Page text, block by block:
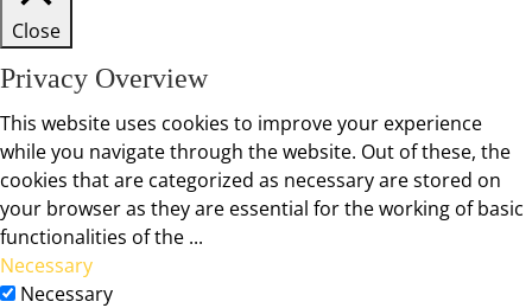
Close
Privacy Overview
This website uses cookies to improve your experience
while you navigate through the website. Out of these, the
cookies that are categorized as necessary are stored on
your browser as they are essential for the working of basic
functionalities of the ...
Necessary
Necessary